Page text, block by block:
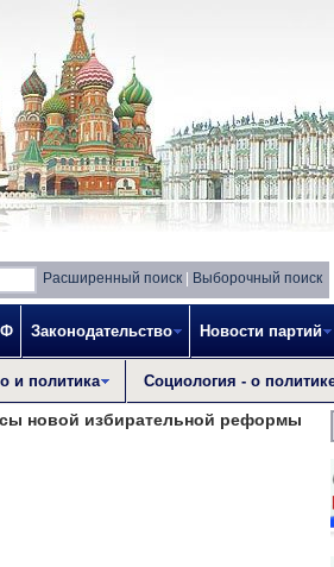
Расширенный поиск
Выборочный поиск
Законодательство Новости партий
и политика Социология - о
новой избирательной реформы